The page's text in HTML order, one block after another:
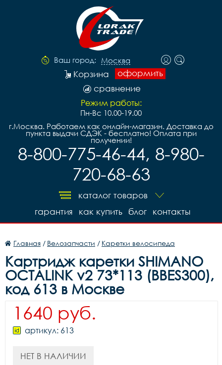
Ваш город: Москва
оформить
Корзина
сравнение
Режим работы:
Пн-Вс 10.00-19.00
г.Москва. Работаем как онлайн-магазин. Доставка до
пункта выдачи СДЭК - бесплатно! Оплата при
получении!
8-800-775-46-44, 8-980-
720-68-63
каталог товаров
контакты
блог
как купить
гарантия
Главная / Велозапчасти / Каретки велосипеда
Картридж каретки SHIMANO
OCTALINK v2 73*113 (BBES300),
код 613 в Москве
1640 руб.
артикул: 613
НЕТ В НАЛИЧИИ